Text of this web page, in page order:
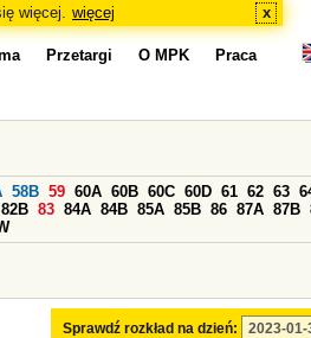
więcej. więcej x
Przetargi O MPK Praca
Sprawdź rozkład na dzień:
58B 59 60A 60B 60C 60D 61 62 63
82B 83 84A 84B 85A 85B 86 87A 87B